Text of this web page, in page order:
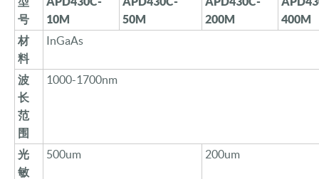
号
10M
50M
200M
400M
材
料
InGaAs
波
长
范
围
1000-1700nm
光
敏
500um 200um